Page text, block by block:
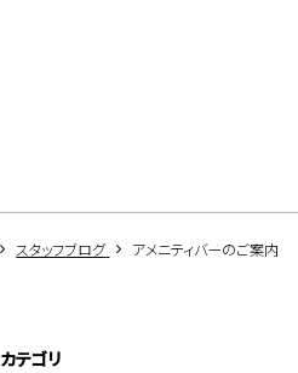
スタッフブログ アメニティバーのご案内
カテゴリ